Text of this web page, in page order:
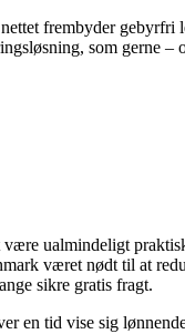
frembyder gebyrfri
som gerne
ualmindeligt
været nødt til at
sikre gratis fragt.
en tid vise sig